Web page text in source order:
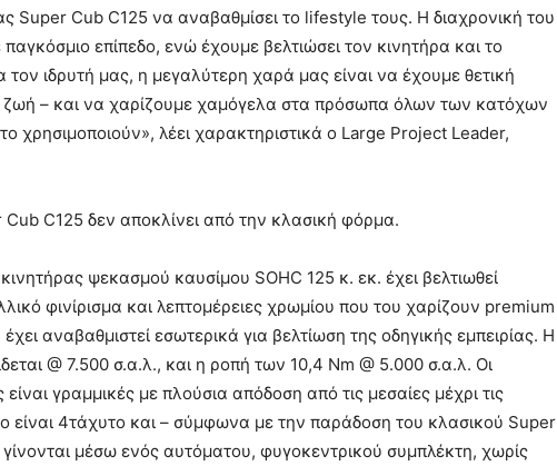
Super Cub C125 να αναβαθμίσει το lifestyle τους. Η διαχρονική του
επίπεδο, ενώ έχουμε βελτιώσει τον κινητήρα και το
τον ιδρυτή μας, η μεγαλύτερη χαρά μας είναι να έχουμε θετική
ζωή – και να χαρίζουμε χαμόγελα στα πρόσωπα όλων των κατόχων
χρησιμοποιούν», λέει χαρακτηριστικά ο Large Project Leader,
C125 δεν αποκλίνει από την κλασική φόρμα.
ψεκασμού καυσίμου SOHC 125 κ. εκ. έχει βελτιωθεί
φινίρισμα και λεπτομέρειες χρωμίου που του χαρίζουν premium
αναβαθμιστεί εσωτερικά για βελτίωση της οδηγικής εμπειρίας. Η
@ 7.500 σ.α.λ., και η ροπή των 10,4 Nm @ 5.000 σ.α.λ. Οι
γραμμικές με πλούσια απόδοση από τις μεσαίες μέχρι τις
είναι 4τάχυτο και – σύμφωνα με την παράδοση του κλασικού Super
μέσω ενός αυτόματου, φυγοκεντρικού συμπλέκτη, χωρίς